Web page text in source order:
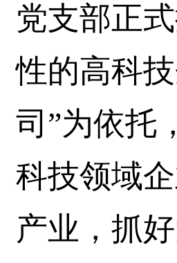
党支部正
性的高科
司”为依托
科技领域
产业，抓